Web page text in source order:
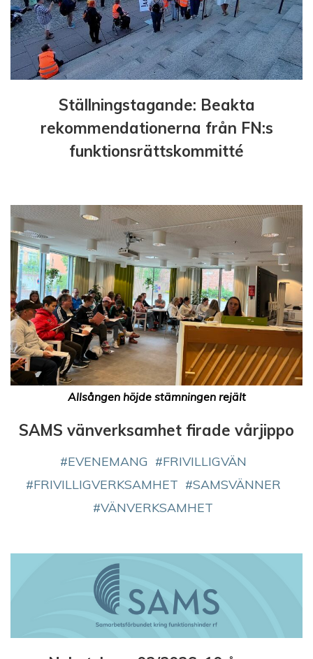
Ställningstagande: Beakta
rekommendationerna från FN:s
funktionsrättskommitté
Allsången höjde stämningen rejält
SAMS vänverksamhet firade vårjippo
EVENEMANG
FRIVILLIGVÄN
FRIVILLIGVERKSAMHET
SAMSVÄNNER
VÄNVERKSAMHET